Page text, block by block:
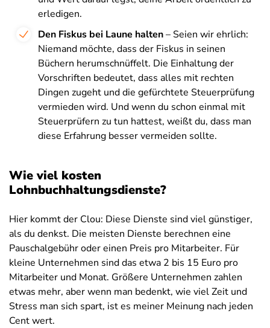
erledigen.
Den Fiskus bei Laune halten– Seien wir ehrlich:
Niemand möchte, dass der Fiskus in seinen
Büchern herumschnüffelt. Die Einhaltung der
Vorschriften bedeutet, dass alles mit rechten
Dingen zugeht und die gefürchtete Steuerprüfung
vermieden wird. Und wenn du schon einmal mit
Steuerprüfern zu tun hattest, weißt du, dass man
diese Erfahrung besser vermeiden sollte.
Wie viel kosten
Lohnbuchhaltungsdienste?
Hier kommt der Clou: Diese Dienste sind viel günstiger,
als du denkst. Die meisten Dienste berechnen eine
Pauschalgebühr oder einen Preis pro Mitarbeiter. Für
kleine Unternehmen sind das etwa 2 bis 15 Euro pro
Mitarbeiter und Monat. Größere Unternehmen zahlen
etwas mehr, aber wenn man bedenkt, wie viel Zeit und
Stress man sich spart, ist es meiner Meinung nach jeden
Cent wert.